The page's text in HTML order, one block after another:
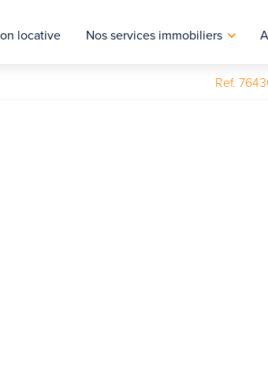
locative Nos services immobiliers
Ref.